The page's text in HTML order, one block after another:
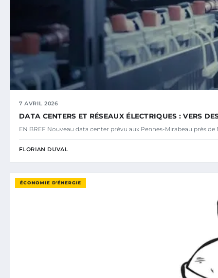
7 AVRIL 2026
DATA CENTERS ET RÉSEAUX ÉLECTRIQUES : VERS
EN BREF Nouveau data center prévu aux Pennes-Mirabeau près de
FLORIAN DUVAL
ÉCONOMIE D'ÉNERGIE